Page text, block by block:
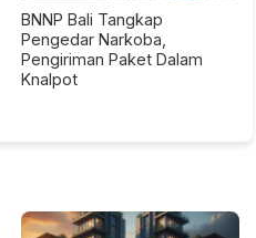
BNNP Bali Tangkap
Pengedar Narkoba,
Pengiriman Paket Dalam
Knalpot